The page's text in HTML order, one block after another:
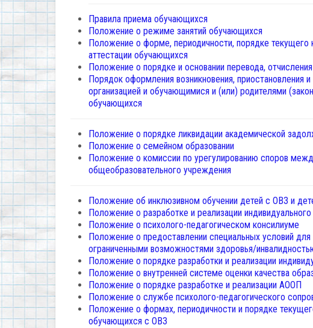
Правила приема обучающихся
Положение о режиме занятий обучающихся
Положение о форме, периодичности, порядке
аттестации обучающихся
Положение о порядке и основании перевода,
Порядок оформления возникновения,
организацией и обучающимися и (или) родителями
обучающихся
Положение о порядке ликвидации академической
Положение о семейном образовании
Положение о комиссии по урегулированию споров
общеобразовательного учреждения
Положение об инклюзивном обучении детей с ОВЗ и
Положение о разработке и реализации
Положение о психолого-педагогическом консилиуме
Положение о предоставлении специальных условий
ограниченными возможностями здоровья/
Положение о порядке разработки и реализации
Положение о внутренней системе оценки качества
Положение о порядке разработке и реализации АООП
Положение о службе психолого-педагогического
Положение о формах, периодичности и порядке
обучающихся с ОВЗ